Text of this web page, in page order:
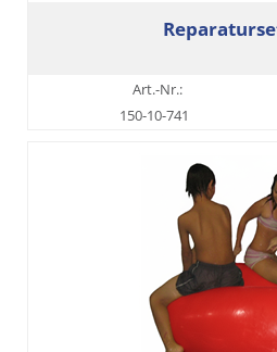
Art.-Nr.:
150-10-741